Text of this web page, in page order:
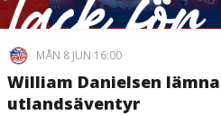
MÅN 8 JUN 16:00
William Danielsen
utlandsäventyr